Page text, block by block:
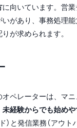
に向いています。営
があり、事務処理
が求められます。
オペレーターは、マ
未経験からでも始め
）と発信業務（アウト